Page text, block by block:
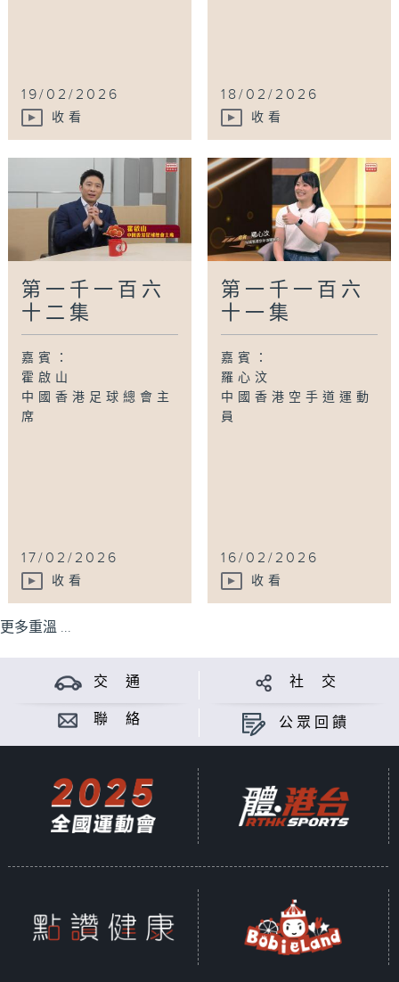
19/02/2026
收看
18/02/2026
收看
第一千一百六
十二集
嘉賓：
霍啟山
中國香港足球總會主
席
17/02/2026
收看
第一千一百六
十一集
嘉賓：
羅心汶
中國香港空手道運動
員
16/02/2026
收看
更多重溫 ...
交 通 社 交
聯 絡 公眾回饋